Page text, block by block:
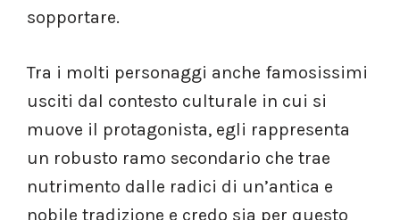
sopportare.
Tra i molti personaggi anche famosissimi
usciti dal contesto culturale in cui si
muove il protagonista, egli rappresenta
un robusto ramo secondario che trae
nutrimento dalle radici di un’antica e
nobile tradizione e credo sia per questo